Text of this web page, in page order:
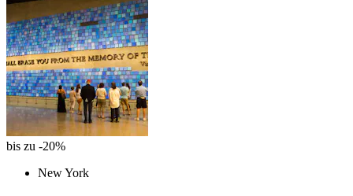
bis zu -20%
New York